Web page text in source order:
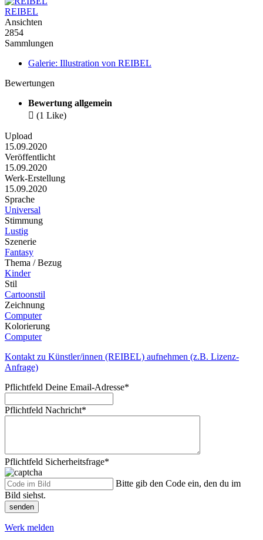
REIBEL
Ansichten
2854
Sammlungen
Galerie: Illustration von REIBEL
Bewertungen
Bewertung allgemein
 (1 Like)
Upload
15.09.2020
Veröffentlicht
15.09.2020
Werk-Erstellung
15.09.2020
Sprache
Universal
Stimmung
Lustig
Szenerie
Fantasy
Thema / Bezug
Kinder
Stil
Cartoonstil
Zeichnung
Computer
Kolorierung
Computer
Kontakt zu Künstler/innen (REIBEL) aufnehmen (z.B. Lizenz-
Anfrage)
Pflichtfeld Deine Email-Adresse*
Pflichtfeld Nachricht*
Pflichtfeld Sicherheitsfrage*
Bitte gib den Code ein, den du im
Bild siehst.
senden
Werk melden